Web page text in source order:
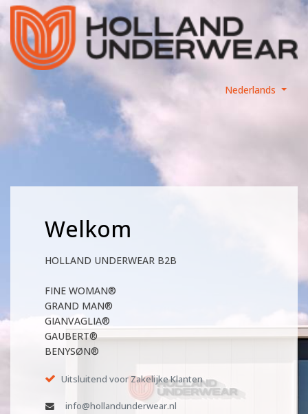
Nederlands
Welkom
HOLLAND UNDERWEAR B2B
FINE WOMAN®
GRAND MAN®
GIANVAGLIA®
GAUBERT®
BENYSØN®
Uitsluitend voor Zakelijke Klanten
info@hollandunderwear.nl